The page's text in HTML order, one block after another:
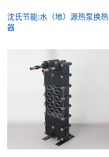
沈氏节能:水（地）源热泵换热
器